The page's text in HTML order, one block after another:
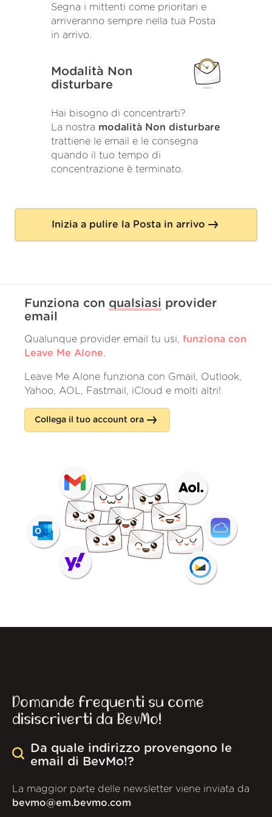
Segna i mittenti come prioritari e
arriveranno sempre nella tua Posta
in arrivo.
Modalità Non
disturbare
Hai bisogno di concentrarti?
La nostra modalità Non disturbare
trattiene le email e le consegna
quando il tuo tempo di
concentrazione è terminato.
Inizia a pulire la Posta in arrivo
Funziona con qualsiasi provider
email
Qualunque provider email tu usi, funziona con
Leave Me Alone.
Leave Me Alone funziona con Gmail, Outlook,
Yahoo, AOL, Fastmail, iCloud e molti altri!
Collega il tuo account ora
Domande frequenti su come
disiscriverti da BevMo!
Da quale indirizzo provengono le
email di BevMo!?
La maggior parte delle newsletter viene inviata da
bevmo@em.bevmo.com